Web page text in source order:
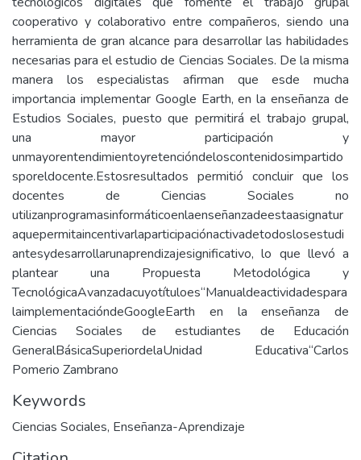
cooperativo y colaborativo entre compañeros, siendo una
herramienta de gran alcance para desarrollar las habilidades
necesarias para el estudio de Ciencias Sociales. De la misma
manera los especialistas afirman que esde mucha
importancia implementar Google Earth, en la enseñanza de
Estudios Sociales, puesto que permitirá el trabajo grupal,
una mayor participación y
unmayorentendimientoyretencióndeloscontenidosimpartido
sporeldocente.Estosresultados permitió concluir que los
docentes de Ciencias Sociales no
utilizanprogramasinformáticoenlaenseñanzadeestaasignatur
aquepermitaincentivarlaparticipaciónactivadetodoslosestudi
antesydesarrollarunaprendizajesignificativo, lo que llevó a
plantear una Propuesta Metodológica y
TecnológicaAvanzadacuyotítuloes“Manualdeactividadespara
laimplementacióndeGoogleEarth en la enseñanza de
Ciencias Sociales de estudiantes de Educación
GeneralBásicaSuperiordelaUnidad Educativa“Carlos
Pomerio Zambrano
Keywords
Ciencias Sociales, Enseñanza-Aprendizaje